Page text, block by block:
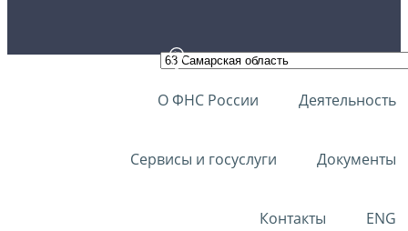
О ФНС России Деятельность
Сервисы и госуслуги Документы
Контакты ENG